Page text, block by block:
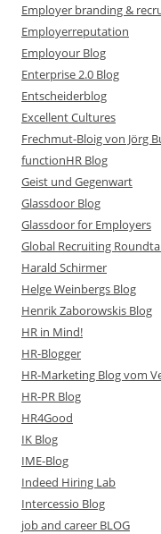
Employer branding &
Employerreputation
Employour Blog
Enterprise 2.0 Blog
Entscheiderblog
Excellent Cultures
Frechmut-Bloig von Jörg
functionHR Blog
Geist und Gegenwart
Glassdoor Blog
Glassdoor for Employers
Global Recruiting
Harald Schirmer
Helge Weinbergs Blog
Henrik Zaborowskis Blog
HR in Mind!
HR-Blogger
HR-Marketing Blog vom
HR-PR Blog
HR4Good
IK Blog
IME-Blog
Indeed Hiring Lab
Intercessio Blog
job and career BLOG